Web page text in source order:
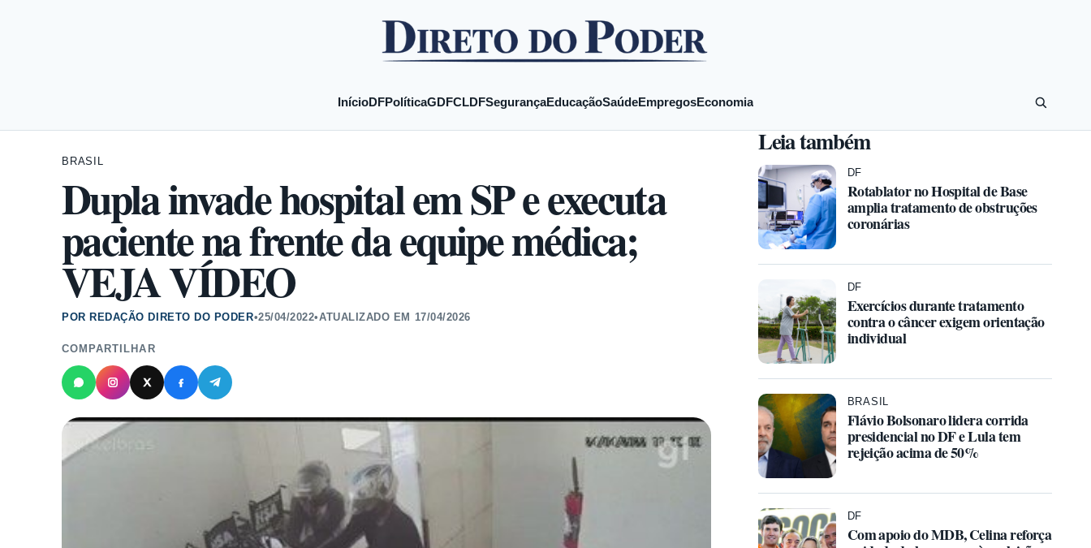
InícioDFPolíticaGDFCLDFSegurançaEducaçãoSaúdeEmpregosEconomia
BRASIL
Dupla invade hospital em SP e executa
paciente na frente da equipe médica;
VEJA VÍDEO
POR REDAÇÃO DIRETO DO PODER•25/04/2022•ATUALIZADO EM 17/04/2026
COMPARTILHAR
Leia também
DF
Rotablator no Hospital de Base
amplia tratamento de obstruções
coronárias
DF
Exercícios durante tratamento
contra o câncer exigem orientação
individual
BRASIL
Flávio Bolsonaro lidera corrida
presidencial no DF e Lula tem
rejeição acima de 50%
DF
Com apoio do MDB, Celina reforça